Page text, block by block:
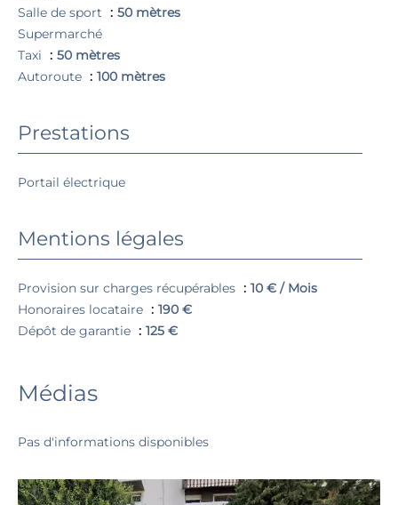
Salle de sport
50 mètres
Supermarché
Taxi
50 mètres
Autoroute
100 mètres
Prestations
Portail électrique
Mentions légales
Provision sur charges récupérables
10 € / Mois
Honoraires locataire
190 €
Dépôt de garantie
125 €
Médias
Pas d'informations disponibles